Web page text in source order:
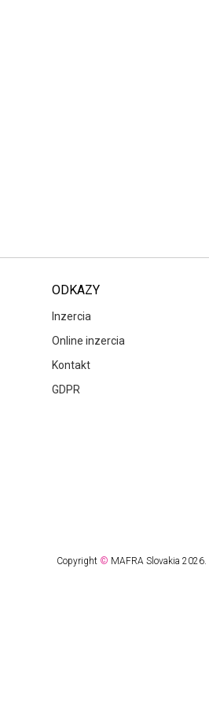
ODKAZY
Inzercia
Online inzercia
Kontakt
GDPR
Copyright © MAFRA Slovakia 2026.